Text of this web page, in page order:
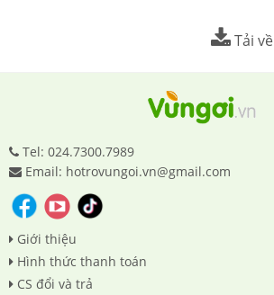
Tải về
Tel: 024.7300.7989
Email: hotrovungoi.vn@gmail.com
Giới thiệu
Hình thức thanh toán
CS đổi và trả